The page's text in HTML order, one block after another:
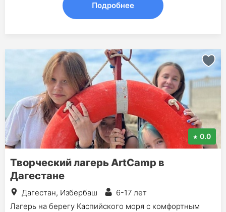
Подробнее
0.0
Творческий лагерь ArtCamp в
Дагестане
Дагестан, Избербаш
6-17 лет
Лагерь на берегу Каспийского моря с комфортным